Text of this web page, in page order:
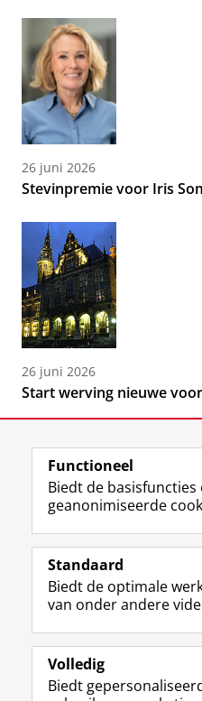
26 juni 2026
Stevinpremie voor Iris
26 juni 2026
Start werving nieuwe
Volg de RUG
Studiekiezers
Alumni
Over ons
Functioneel
Biedt de
geanonimiseerde
Standaard
Biedt de optimale
van onder andere
Volledig
Biedt